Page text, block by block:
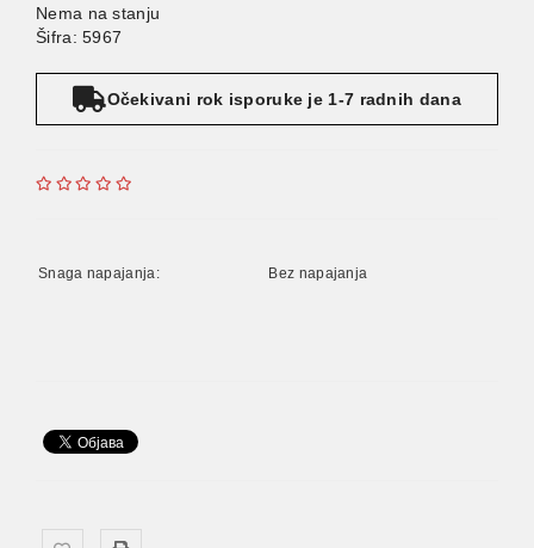
Nema na stanju
Šifra: 5967
Očekivani rok isporuke je 1-7 radnih dana
Snaga napajanja: Bez napajanja